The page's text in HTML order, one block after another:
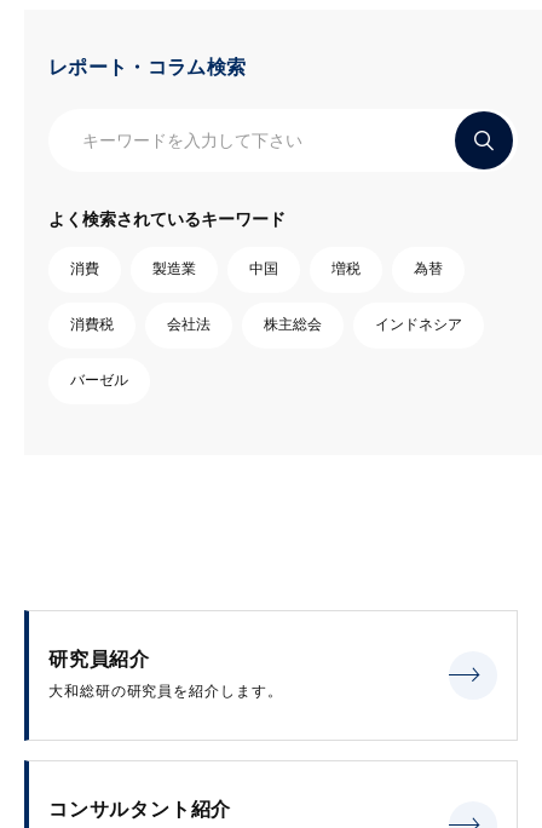
レポート・コラム検索
よく検索されているキーワード
消費 製造業 中国 増税 為替
消費税 会社法 株主総会 インドネシア
バーゼル
研究員紹介
大和総研の研究員を紹介します。
コンサルタント紹介